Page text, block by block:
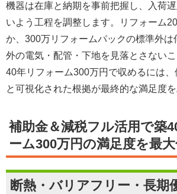
機器は在庫と納期を事前把握 し、入荷
いよう工程を調整します。リフォーム
か、300万リフォームパックの標準外は
外の電気・配管・下地を見落とさない
40年リフォーム300万円で収めるには、
と可視化された根拠が最終的な満足度を
補助金＆減税フル活用で築
ーム300万円の満足度を最大
断熱・バリアフリー・長期